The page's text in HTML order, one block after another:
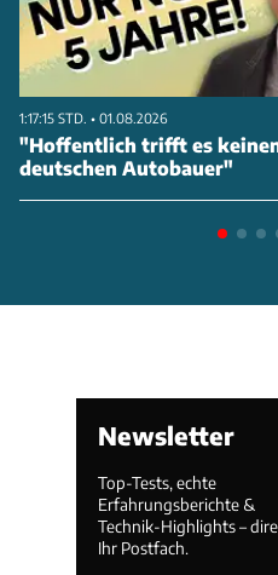
1:17:15 STD. • 01.08.2026
"Hoffentlich trifft es
deutschen Autobauer"
Newsletter
Top-Tests, echte
Erfahrungsberichte &
Technik-Highlights –
Ihr Postfach.